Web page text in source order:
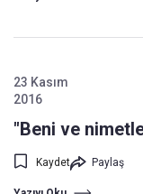
23 Kasım
2016
"Beni ve
Kaydet Paylaş